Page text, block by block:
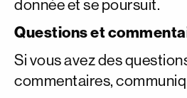
donnée et se poursuit.
Questions et
Si vous avez des
commentaires,